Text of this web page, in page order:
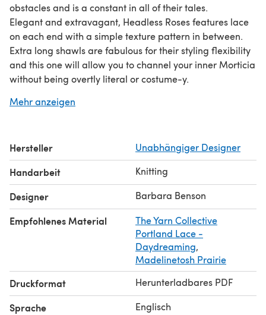
obstacles and is a constant in all of their tales.
Elegant and extravagant, Headless Roses features lace
on each end with a simple texture pattern in between.
Extra long shawls are fabulous for their styling flexibility
and this one will allow you to channel your inner Morticia
without being overtly literal or costume-y.
and with supporting charts for the lace and can be
Also included in the pattern are instructions on how to
modify both the length and the width of the stole as well
as how to use a scale to get the most out of the amount
of yarn that you have.
Mehr anzeigen
Hersteller Unabhängiger Designer
Handarbeit Knitting
Designer Barbara Benson
Empfohlenes Material
The Yarn Collective
Portland Lace -
Daydreaming,
Madelinetosh Prairie
Druckformat Herunterladbares PDF
Sprache Englisch